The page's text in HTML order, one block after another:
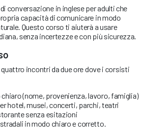
conversazione in inglese per adulti che
capacità di comunicare in modo
Questo corso ti aiuterà a usare
senza incertezze e con più sicurezza.
incontri da due ore dove i corsisti
chiaro (nome, provenienza, lavoro, famiglia)
hotel, musei, concerti, parchi, teatri
senza esitazioni
in modo chiaro e corretto.